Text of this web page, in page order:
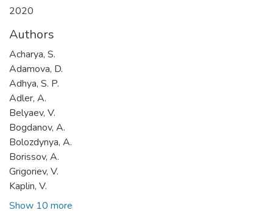
2020
Authors
Acharya, S.
Adamova, D.
Adhya, S. P.
Adler, A.
Belyaev, V.
Bogdanov, A.
Bolozdynya, A.
Borissov, A.
Grigoriev, V.
Kaplin, V.
Show 10 more